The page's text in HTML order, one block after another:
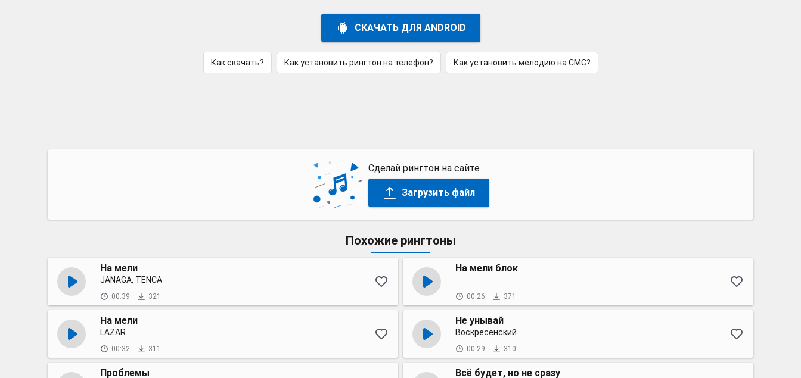
СКАЧАТЬ ДЛЯ ANDROID
Как скачать? Как установить рингтон на телефон? Как установить мелодию на СМС?
Сделай рингтон на сайте
Загрузить файл
Похожие рингтоны
На мели
JANAGA, TENCA
00:39 321
На мели блок
00:26 371
На мели
LAZAR
00:32 311
Не унывай
Воскресенский
00:29 310
Проблемы Всё будет, но не сразу